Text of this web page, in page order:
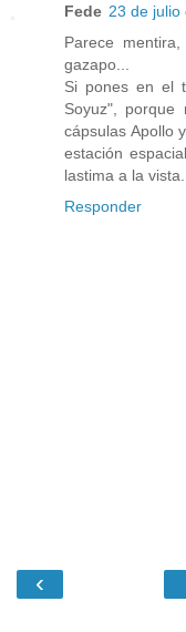
Fede 23 de julio
Parece
gazapo...
Si pones en el
Soyuz",
cápsulas Apollo
estación
lastima a la vista...
Responder
‹